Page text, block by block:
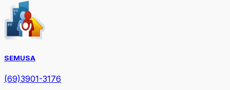
SEMUSA
(69)3901-3176